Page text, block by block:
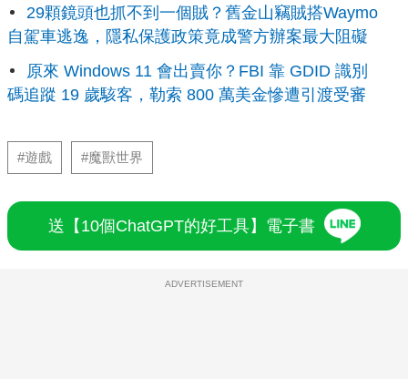
29顆鏡頭也抓不到一個賊？舊金山竊賊搭Waymo
自駕車逃逸，隱私保護政策竟成警方辦案最大阻礙
原來 Windows 11 會出賣你？FBI 靠 GDID 識別
碼追蹤 19 歲駭客，勒索 800 萬美金慘遭引渡受審
#遊戲 #魔獸世界
送【10個ChatGPT的好工具】電子書
ADVERTISEMENT